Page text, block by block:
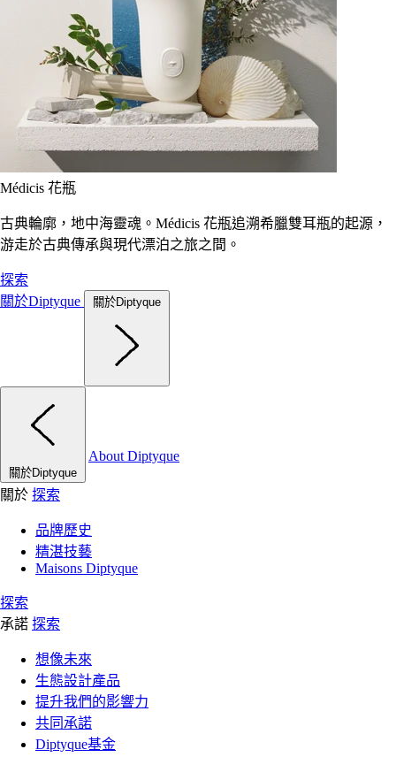
Médicis 花瓶
古典輪廓，地中海靈魂。Médicis 花瓶追溯希臘雙耳瓶的起源，
游走於古典傳承與現代漂泊之旅之間。
探索
關於Diptyque
關於Diptyque
關於Diptyque
About Diptyque
關於 探索
品牌歷史
精湛技藝
Maisons Diptyque
探索
承諾 探索
想像未來
生態設計產品
提升我們的影響力
共同承諾
Diptyque基金